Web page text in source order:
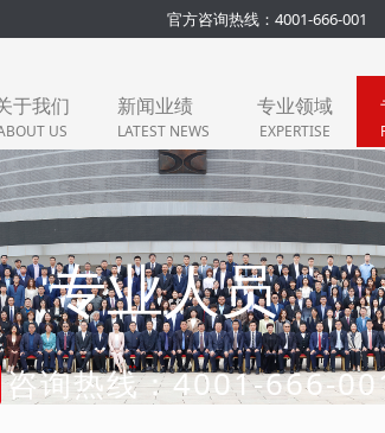
官方咨询热线：4001-666-001
于我们
US
新闻业绩
LATEST NEWS
专业领域
EXPERTISE
专业人员
咨询热线：4001-666-